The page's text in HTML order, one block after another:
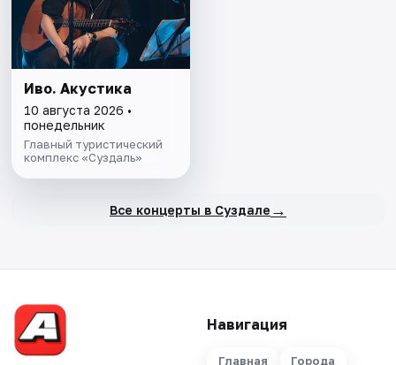
Иво. Акустика
10 августа 2026 •
понедельник
Главный туристический
комплекс «Суздаль»
Все концерты в Суздале →
Навигация
Главная Города